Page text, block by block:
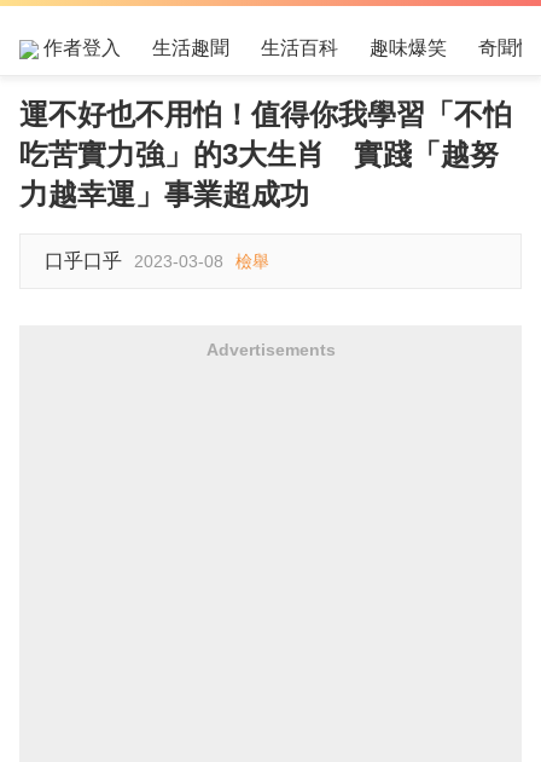
作者登入 生活趣聞 生活百科 趣味爆笑 奇聞怪
運不好也不用怕！值得你我學習「不怕
吃苦實力強」的3大生肖 實踐「越努
力越幸運」事業超成功
口乎口乎 2023-03-08 檢舉
Advertisements